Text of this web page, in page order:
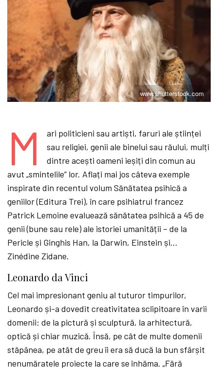
www.shutterstock.com
M
ari politicieni sau artiști, faruri ale științei
sau religiei, genii ale binelui sau răului, mulți
dintre acești oameni ieșiți din comun au
avut „smintelile” lor. Aflați mai jos câteva exemple
inspirate din recentul volum Sănătatea psihică a
geniilor (Editura Trei), în care psihiatrul francez
Patrick Lemoine evaluează sănătatea psihică a 45 de
genii (bune sau rele) ale istoriei umanității – de la
Pericle și Ginghis Han, la Darwin, Einstein și…
Zinédine Zidane.
Leonardo da Vinci
Cel mai impresionant geniu al tuturor timpurilor,
Leonardo și-a dovedit creativitatea sclipitoare în varii
domenii: de la pictură și sculptură, la arhitectură,
optică și chiar muzică. Însă, pe cât de multe domenii
stăpânea, pe atât de greu îi era să ducă la bun sfârșit
nenumăratele proiecte la care se înhăma. „Fără